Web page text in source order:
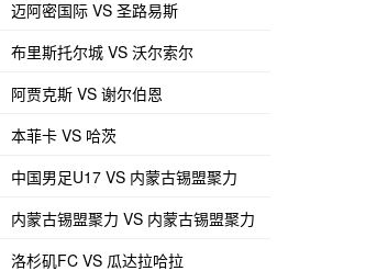
迈阿密国际 VS 圣路易斯
布里斯托尔城 VS 沃尔索尔
阿贾克斯 VS 谢尔伯恩
本菲卡 VS 哈茨
中国男足U17 VS 内蒙古锡盟聚力
内蒙古锡盟聚力 VS 内蒙古锡盟聚力
洛杉矶FC VS 瓜达拉哈拉